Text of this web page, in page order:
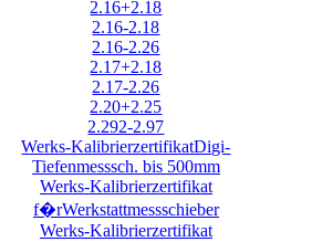
2.16+2.18
2.16-2.18
2.16-2.26
2.17+2.18
2.17-2.26
2.20+2.25
2.292-2.97
Werks-KalibrierzertifikatDigi-
Tiefenmesssch. bis 500mm
Werks-Kalibrierzertifikat
f�rWerkstattmessschieber
Werks-Kalibrierzertifikat